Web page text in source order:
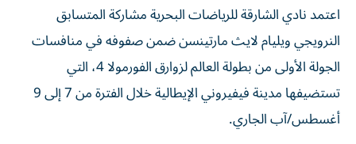
اعتمد نادي الشارقة للرياضات البحرية مشاركة المتسابق
النرويجي ويليام لايث مارتينسن ضمن صفوفه في منافسات
الجولة الأولى من بطولة العالم لزوارق الفورمولا 4، التي
تستضيفها مدينة فيفيروني الإيطالية خلال الفترة من 7 إلى 9
أغسطس/آب الجاري.